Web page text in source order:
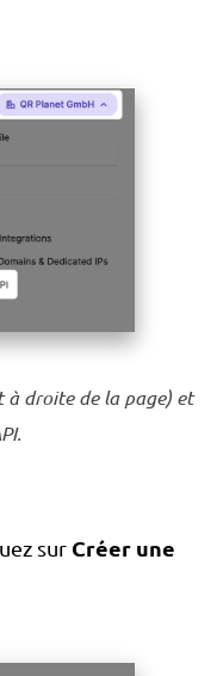
droite de la page) et
sur Créer une